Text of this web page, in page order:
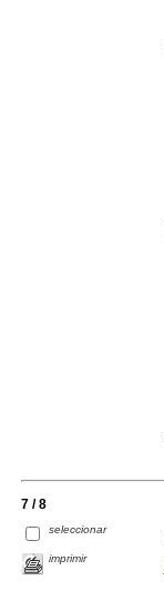
7 / 8
seleccionar
imprimir